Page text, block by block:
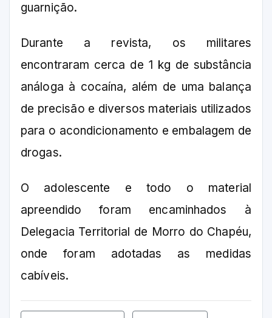
guarnição.
Durante a revista, os militares
encontraram cerca de 1 kg de substância
análoga à cocaína, além de uma balança
de precisão e diversos materiais utilizados
para o acondicionamento e embalagem de
drogas.
O adolescente e todo o material
apreendido foram encaminhados à
Delegacia Territorial de Morro do Chapéu,
onde foram adotadas as medidas
cabíveis.